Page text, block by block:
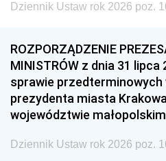
Dziennik Ustaw rok 2026 poz.
ROZPORZĄDZENIE
MINISTRÓW z dnia 31 lipca
sprawie przedterminowych
prezydenta miasta
województwie małopolskim
Dziennik Ustaw rok 2026 poz.